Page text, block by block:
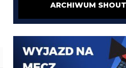
pismaki zawsze maja info z
Claudio 06.08.2026 23:57
ARCHIWUM